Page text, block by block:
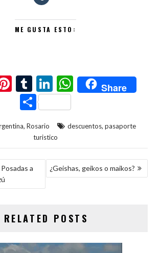
ME GUSTA ESTO:
Pi
nt
er
es
t
T
u
m
bl
r
Li
n
ke
dI
n
W
h
s
A
p
p
Share
C
o
m
p
ar
ti
, Rosario descuentos, pasaporte
turistico
a
¿Geishas, geikos o maikos?
RELATED POSTS